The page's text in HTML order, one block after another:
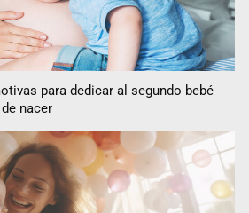
para dedicar al segundo bebé
nacer